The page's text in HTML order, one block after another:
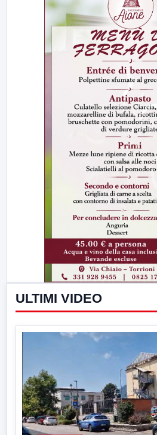
ULTIMI VIDEO